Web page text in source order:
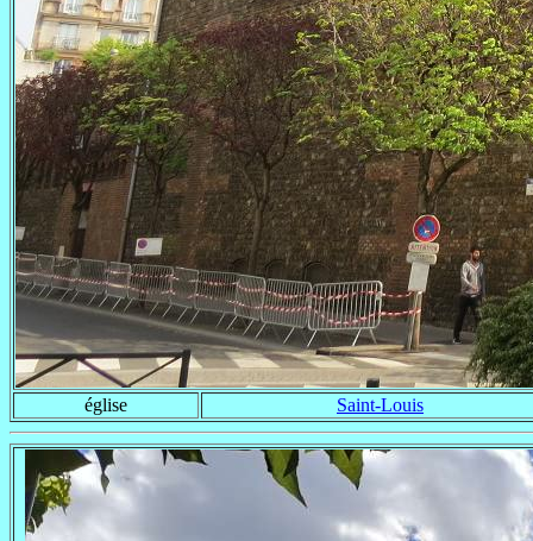
église Saint-Louis